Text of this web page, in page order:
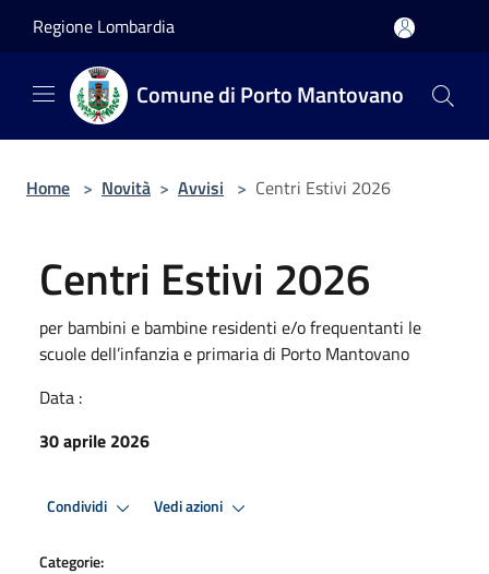
Regione Lombardia
Comune di Porto Mantovano
Home > Novità > Avvisi > Centri Estivi 2026
Centri Estivi 2026
per bambini e bambine residenti e/o frequentanti le
scuole dell’infanzia e primaria di Porto Mantovano
Data :
30 aprile 2026
Condividi Vedi azioni
Categorie: